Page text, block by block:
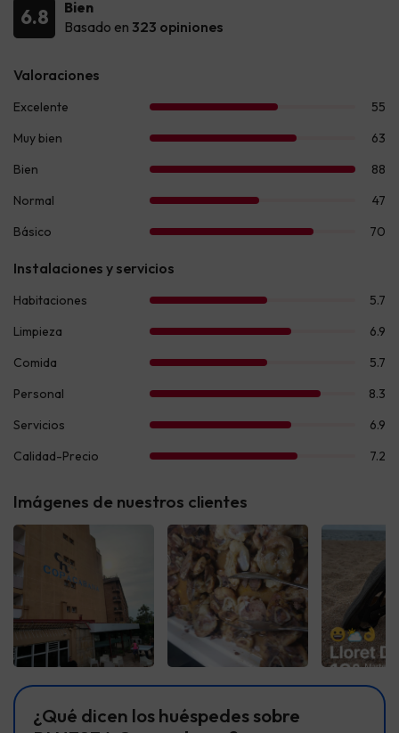
6.8
Bien
Basado en 323 opiniones
Imágenes de nuestros clientes
¿Qué dicen los huéspedes sobre